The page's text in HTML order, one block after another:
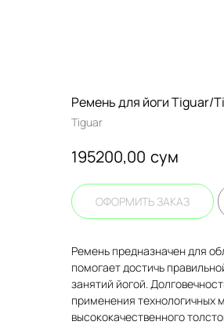
Ремень для йоги Tiguar/
Tiguar
195200,00 сум
ОФОРМИТЬ ЗАКАЗ
Ремень предназначен для
помогает достичь
занятий йогой.
применения технологичных
высококачественного